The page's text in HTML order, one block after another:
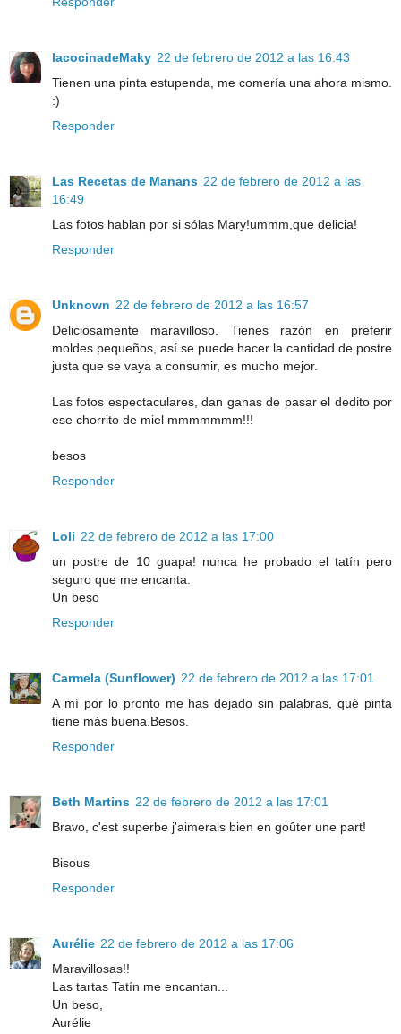
lacocinadeMaky 22 de febrero de 2012 a las 16:43
Tienen una pinta estupenda, me comería una ahora mismo.
:)
Responder
Las Recetas de Manans 22 de febrero de 2012 a las
16:49
Las fotos hablan por si sólas Mary!ummm,que delicia!
Responder
Unknown 22 de febrero de 2012 a las 16:57
Deliciosamente maravilloso. Tienes razón en preferir
moldes pequeños, así se puede hacer la cantidad de postre
justa que se vaya a consumir, es mucho mejor.
Las fotos espectaculares, dan ganas de pasar el dedito por
ese chorrito de miel mmmmmmm!!!
besos
Responder
Loli 22 de febrero de 2012 a las 17:00
un postre de 10 guapa! nunca he probado el tatín pero
seguro que me encanta.
Un beso
Responder
Carmela (Sunflower) 22 de febrero de 2012 a las 17:01
A mí por lo pronto me has dejado sin palabras, qué pinta
tiene más buena.Besos.
Responder
Beth Martins 22 de febrero de 2012 a las 17:01
Bravo, c'est superbe j'aimerais bien en goûter une part!
Bisous
Responder
Aurélie 22 de febrero de 2012 a las 17:06
Maravillosas!!
Las tartas Tatín me encantan...
Un beso,
Aurélie